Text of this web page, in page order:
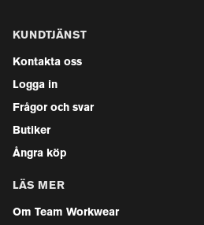
KUNDTJÄNST
Kontakta oss
Logga in
Frågor och svar
Butiker
Ångra köp
LÄS MER
Om Team Workwear